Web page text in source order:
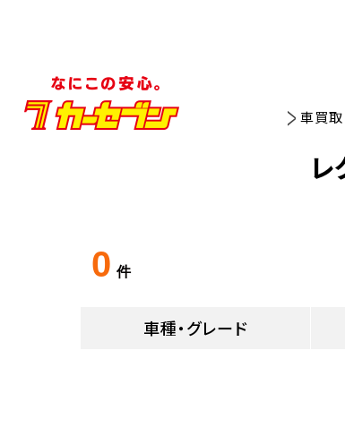
車買取
0 件
車種・グレード